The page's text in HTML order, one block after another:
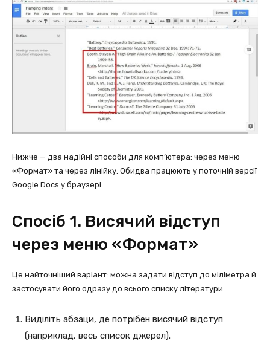
Нижче — два надійні способи для комп’ютера: через меню
«Формат» та через лінійку. Обидва працюють у поточній версії
Google Docs у браузері.
Спосіб 1. Висячий відступ
через меню «Формат»
Це найточніший варіант: можна задати відступ до міліметра й
застосувати його одразу до всього списку літератури.
Виділіть абзаци, де потрібен висячий відступ
(наприклад, весь список джерел).